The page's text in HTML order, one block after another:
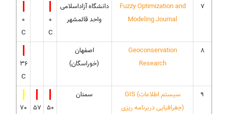
7
Fuzzy Optimization and
Modeling Journal
دانشگاه آزاداسلامی
واحد قائمشهر
0
C
0
C
8
Geoconservation
Research
اصفهان
(خوراسگان)
36
C
9
GIS (سیستم اطلاعات
جغرافیایی دربرنامه ریزی)
سمنان
50
57
70